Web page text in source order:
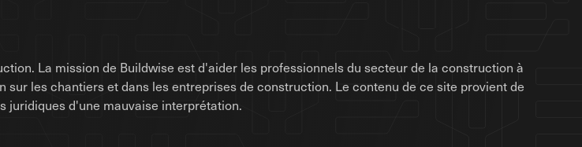
La mission de Buildwise est d'aider les professionnels du secteur de la construction à
les chantiers et dans les entreprises de construction. Le contenu de ce site provient de
juridiques d'une mauvaise interprétation.